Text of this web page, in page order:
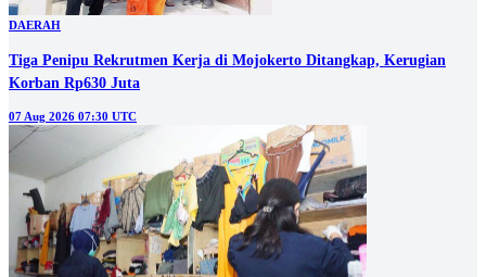
DAERAH
Tiga Penipu Rekrutmen Kerja di Mojokerto Ditangkap, Kerugian
Korban Rp630 Juta
07 Aug 2026 07:30 UTC